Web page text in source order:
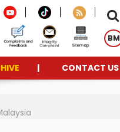
BM
CONTACT US